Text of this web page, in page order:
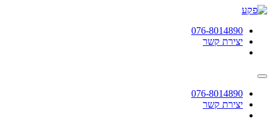
תחילתו
אינטרנט,
לחץ
כדי
לאזור
תוכן
מרכזי
076-8014890
יצירת קשר
076-8014890
יצירת קשר